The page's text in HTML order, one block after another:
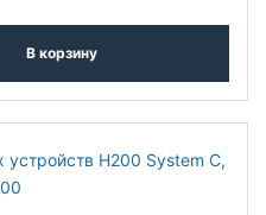
В корзину